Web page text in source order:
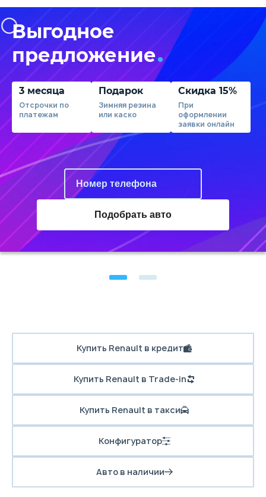
Выгодное
предложение
3 месяца
Отсрочки по
платежам
Подарок
Зимняя резина
или каско
Скидка 15%
При
оформлении
заявки онлайн
Подобрать авто
Купить Renault в кредит
Купить Renault в Trade-in
Купить Renault в такси
Конфигуратор
Авто в наличии